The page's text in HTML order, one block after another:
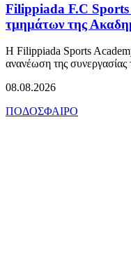
Filippiada F.C Sports
τμημάτων της
Η Filippiada Sports Academy
ανανέωση της συνεργασίας
08.08.2026
ΠΟΔΟΣΦΑΙΡΟ